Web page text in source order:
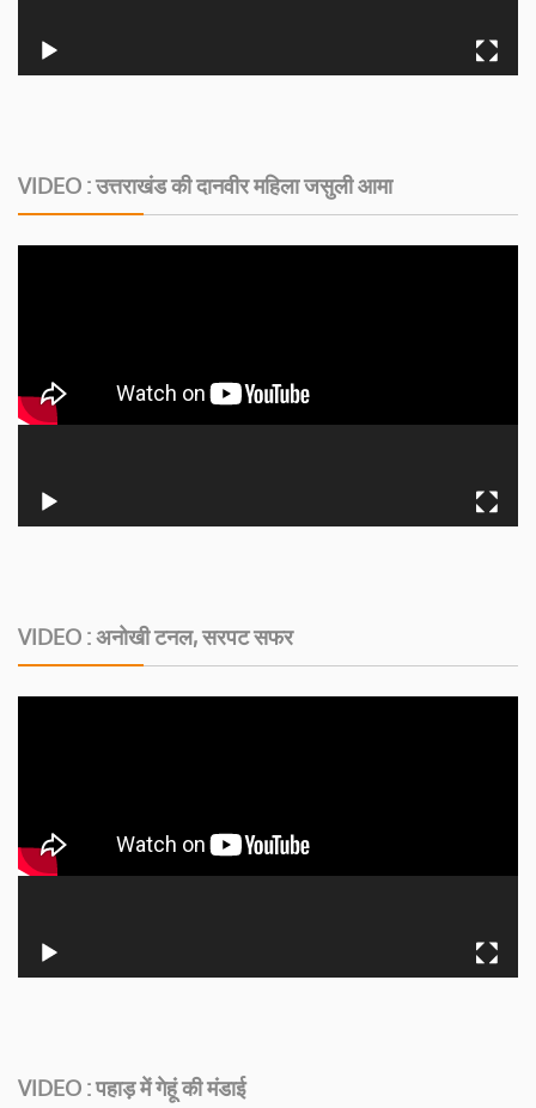
VIDEO : उत्तराखंड की दानवीर महिला जसुली आमा
VIDEO : अनोखी टनल, सरपट सफर
VIDEO : पहाड़ में गेहूं की मंडाई